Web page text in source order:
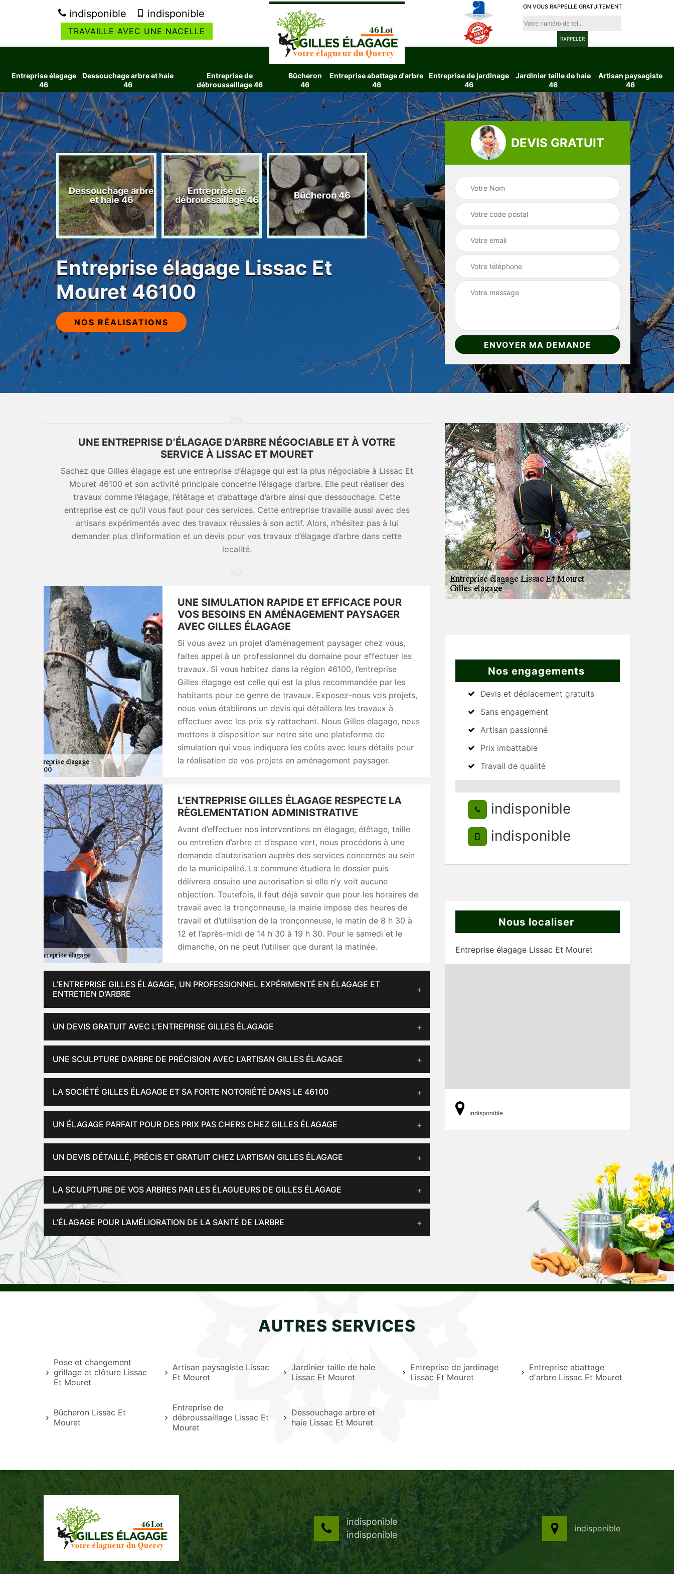
indisponible indisponible
TRAVAILLE AVEC UNE NACELLE
ON VOUS RAPPELLE GRATUITEMENT
Entreprise élagage
46
Dessouchage arbre et haie
46
Entreprise de
débroussaillage 46
Bûcheron
46
Entreprise abattage d'arbre
46
Entreprise de jardinage
46
Jardinier taille de haie
46
Artisan paysagiste
46
élagage
46
Dessouchage arbre
et haie 46
Entreprise de
débroussaillage 46
Bûcheron 46
Entreprise abattage
d'arbre 46
Entreprise de
jardinage 46
Jardinier taille
haie 46
Entreprise élagage Lissac Et
Mouret 46100
NOS RÉALISATIONS
DEVIS GRATUIT
UNE ENTREPRISE D’ÉLAGAGE D’ARBRE NÉGOCIABLE ET À VOTRE
SERVICE À LISSAC ET MOURET
Sachez que Gilles élagage est une entreprise d’élagage qui est la plus négociable à Lissac Et
Mouret 46100 et son activité principale concerne l’élagage d’arbre. Elle peut réaliser des
travaux comme l’élagage, l’étêtage et d’abattage d’arbre ainsi que dessouchage. Cette
entreprise est ce qu’il vous faut pour ces services. Cette entreprise travaille aussi avec des
artisans expérimentés avec des travaux réussies à son actif. Alors, n’hésitez pas à lui
demander plus d’information et un devis pour vos travaux d’élagage d’arbre dans cette
localité.
UNE SIMULATION RAPIDE ET EFFICACE POUR
VOS BESOINS EN AMÉNAGEMENT PAYSAGER
AVEC GILLES ÉLAGAGE
Si vous avez un projet d’aménagement paysager chez vous,
faites appel à un professionnel du domaine pour effectuer les
travaux. Si vous habitez dans la région 46100, l’entreprise
Gilles élagage est celle qui est la plus recommandée par les
habitants pour ce genre de travaux. Exposez-nous vos projets,
nous vous établirons un devis qui détaillera les travaux à
effectuer avec les prix s’y rattachant. Nous Gilles élagage, nous
mettons à disposition sur notre site une plateforme de
simulation qui vous indiquera les coûts avec leurs détails pour
la réalisation de vos projets en aménagement paysager.
L’ENTREPRISE GILLES ÉLAGAGE RESPECTE LA
RÈGLEMENTATION ADMINISTRATIVE
Avant d’effectuer nos interventions en élagage, étêtage, taille
ou entretien d’arbre et d’espace vert, nous procédons à une
demande d’autorisation auprès des services concernés au sein
de la municipalité. La commune étudiera le dossier puis
délivrera ensuite une autorisation si elle n’y voit aucune
objection. Toutefois, il faut déjà savoir que pour les horaires de
travail avec la tronçonneuse, la mairie impose des heures de
travail et d’utilisation de la tronçonneuse, le matin de 8 h 30 à
12 et l’après-midi de 14 h 30 à 19 h 30. Pour le samedi et le
dimanche, on ne peut l’utiliser que durant la matinée.
L’ENTREPRISE GILLES ÉLAGAGE, UN PROFESSIONNEL EXPÉRIMENTÉ EN ÉLAGAGE ET
ENTRETIEN D’ARBRE
UN DEVIS GRATUIT AVEC L’ENTREPRISE GILLES ÉLAGAGE
UNE SCULPTURE D’ARBRE DE PRÉCISION AVEC L’ARTISAN GILLES ÉLAGAGE
LA SOCIÉTÉ GILLES ÉLAGAGE ET SA FORTE NOTORIÉTÉ DANS LE 46100
UN ÉLAGAGE PARFAIT POUR DES PRIX PAS CHERS CHEZ GILLES ÉLAGAGE
UN DEVIS DÉTAILLÉ, PRÉCIS ET GRATUIT CHEZ L’ARTISAN GILLES ÉLAGAGE
LA SCULPTURE DE VOS ARBRES PAR LES ÉLAGUEURS DE GILLES ÉLAGAGE
L’ÉLAGAGE POUR L’AMÉLIORATION DE LA SANTÉ DE L’ARBRE
Nos engagements
Devis et déplacement gratuits
Sans engagement
Artisan passionné
Prix imbattable
Travail de qualité
indisponible
indisponible
Nous localiser
Entreprise élagage Lissac Et Mouret
indisponible
AUTRES SERVICES
Pose et changement
grillage et clôture Lissac
Et Mouret
Artisan paysagiste Lissac
Et Mouret
Jardinier taille de haie
Lissac Et Mouret
Entreprise de jardinage
Lissac Et Mouret
Entreprise abattage
d'arbre Lissac Et Mouret
Bûcheron Lissac Et
Mouret
Entreprise de
débroussaillage Lissac Et
Mouret
Dessouchage arbre et
haie Lissac Et Mouret
indisponible
indisponible
indisponible